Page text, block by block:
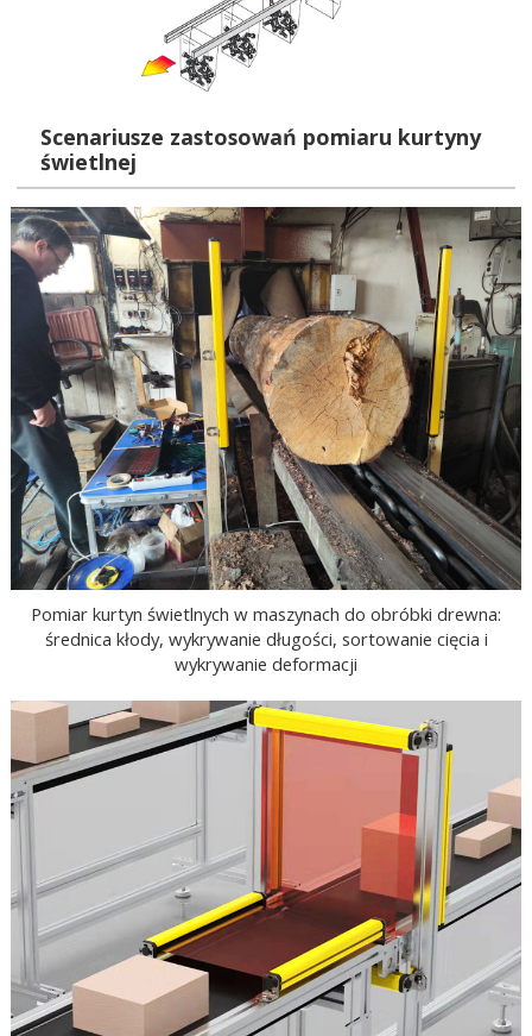
Scenariusze zastosowań pomiaru kurtyny
świetlnej
Pomiar kurtyn świetlnych w maszynach do obróbki drewna:
średnica kłody, wykrywanie długości, sortowanie cięcia i
wykrywanie deformacji